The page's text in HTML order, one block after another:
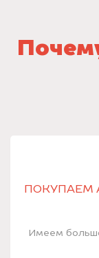
ПОКУПАЕМ
Имеем